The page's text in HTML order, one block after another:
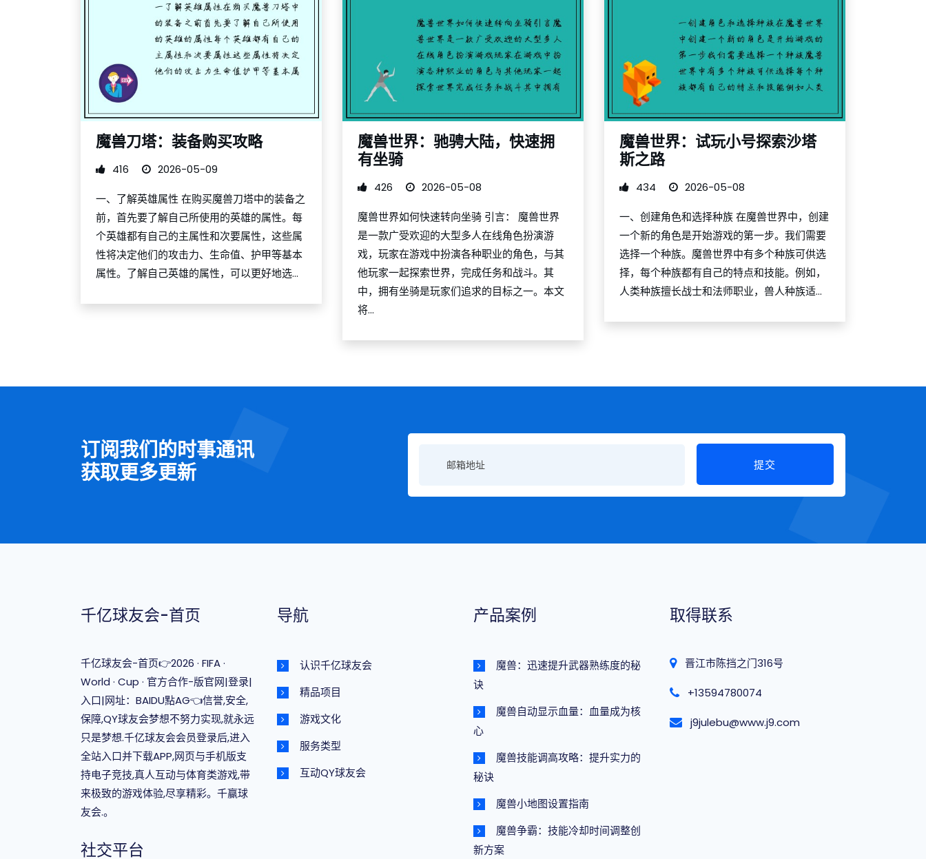
魔兽刀塔：装备购买攻略
416 2026-05-09
一、了解英雄属性 在购买魔兽刀塔中的装备之
前，首先要了解自己所使用的英雄的属性。每
个英雄都有自己的主属性和次要属性，这些属
性将决定他们的攻击力、生命值、护甲等基本
属性。了解自己英雄的属性，可以更好地选...
魔兽世界：驰骋大陆，快速拥
有坐骑
426 2026-05-08
魔兽世界如何快速转向坐骑 引言： 魔兽世界
是一款广受欢迎的大型多人在线角色扮演游
戏，玩家在游戏中扮演各种职业的角色，与其
他玩家一起探索世界，完成任务和战斗。其
中，拥有坐骑是玩家们追求的目标之一。本文
将...
魔兽世界：试玩小号探索沙塔
斯之路
434 2026-05-08
一、创建角色和选择种族 在魔兽世界中，创建
一个新的角色是开始游戏的第一步。我们需要
选择一个种族。魔兽世界中有多个种族可供选
择，每个种族都有自己的特点和技能。例如，
人类种族擅长战士和法师职业，兽人种族适...
订阅我们的时事通讯
获取更多更新
提交
千亿球友会-首页
千亿球友会-首页👉2026 · FIFA ·
World · Cup · 官方合作-版官网|登录|
入口|网址：BAIDU點AG👈信誉,安全,
保障,QY球友会梦想不努力实现,就永远
只是梦想.千亿球友会会员登录后,进入
全站入口并下载APP,网页与手机版支
持电子竞技,真人互动与体育类游戏,带
来极致的游戏体验,尽享精彩。千赢球
友会.。
社交平台
导航
认识千亿球友会
精品项目
游戏文化
服务类型
互动QY球友会
产品案例
魔兽：迅速提升武器熟练度的秘
诀
魔兽自动显示血量：血量成为核
心
魔兽技能调高攻略：提升实力的
秘诀
魔兽小地图设置指南
魔兽争霸：技能冷却时间调整创
新方案
取得联系
晋江市陈挡之门316号
+13594780074
j9julebu@www.j9.com